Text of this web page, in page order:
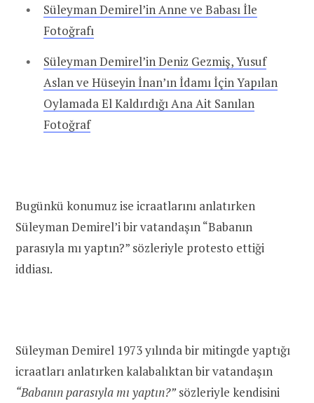
Süleyman Demirel’in Anne ve Babası İle
Fotoğrafı
Süleyman Demirel’in Deniz Gezmiş, Yusuf
Aslan ve Hüseyin İnan’ın İdamı İçin Yapılan
Oylamada El Kaldırdığı Ana Ait Sanılan
Fotoğraf
Bugünkü konumuz ise icraatlarını anlatırken
Süleyman Demirel’i bir vatandaşın “Babanın
parasıyla mı yaptın?” sözleriyle protesto ettiği
iddiası.
Süleyman Demirel 1973 yılında bir mitingde yaptığı
icraatları anlatırken kalabalıktan bir vatandaşın
“Babanın parasıyla mı yaptın?” sözleriyle kendisini